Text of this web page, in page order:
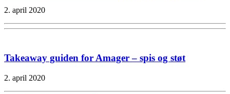
2. april 2020
Takeaway guiden for Amager – spis og støt
2. april 2020